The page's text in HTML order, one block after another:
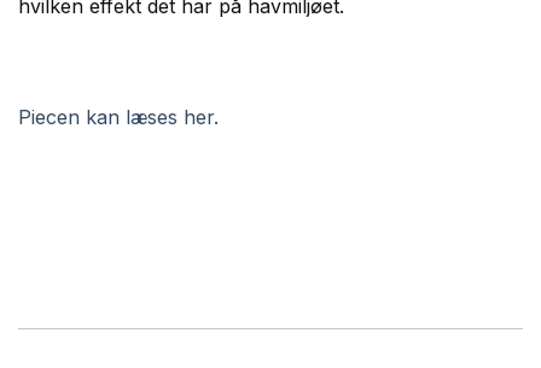
hvilken effekt det har på havmiljøet.
Piecen kan læses her.